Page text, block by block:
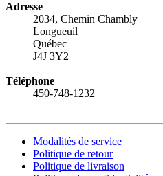
Adresse
2034, Chemin Chambly
Longueuil
Québec
J4J 3Y2
Téléphone
450-748-1232
Modalités de service
Politique de retour
Politique de livraison